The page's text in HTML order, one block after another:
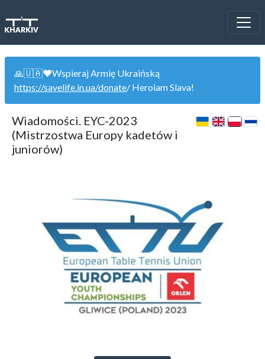
🙏🇺🇦❤️Wspieraj Armię Ukraińską
https://savelife.in.ua/donate/ Heroiam Slava!
Wiadomości. EYC-2023
(Mistrzostwa Europy kadetów i
juniorów)